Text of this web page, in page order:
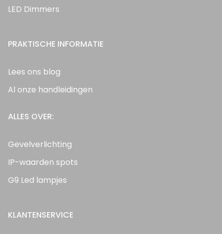
LED Dimmers
PRAKTISCHE INFORMATIE
Lees ons blog
Al onze handleidingen
ALLES OVER:
Gevelverlichting
IP-waarden spots
G9 Led lampjes
KLANTENSERVICE